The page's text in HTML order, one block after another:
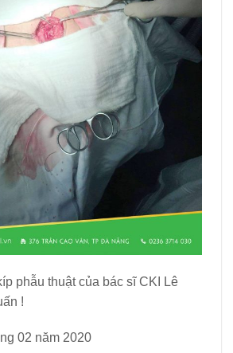
phẫu thuật của bác sĩ CKI Lê
!
02 năm 2020